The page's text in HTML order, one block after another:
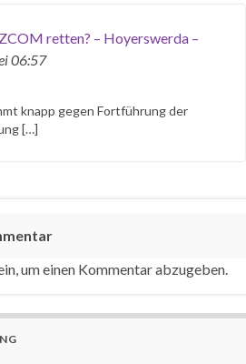
retten? – Hoyerswerda –
06:57
knapp gegen Fortführung der
[…]
um einen Kommentar abzugeben.